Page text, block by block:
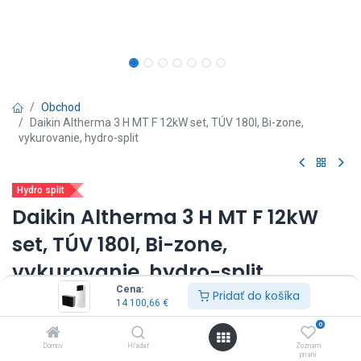
Cena:
14 100,66 € Pridať do košíka
Domov Hľadať
0
Zoznam
prianí
Obchod
Daikin Altherma 3 H MT F 12kW set, TÚV 180l, Bi-zone,
vykurovanie, hydro-split
Hydro split
Daikin Altherma 3 H MT F 12kW
set, TÚV 180l, Bi-zone,
vykurovanie, hydro-split
(0 recenzia)
vonkajšia jednotka: EPRA12EW1
výkon: 12kW